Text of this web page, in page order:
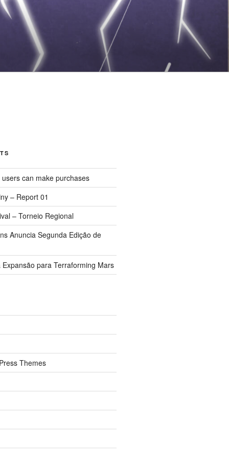
can make purchases
– Report 01
– Torneio Regional
Anuncia Segunda Edição de
Expansão para Terraforming Mars
Themes